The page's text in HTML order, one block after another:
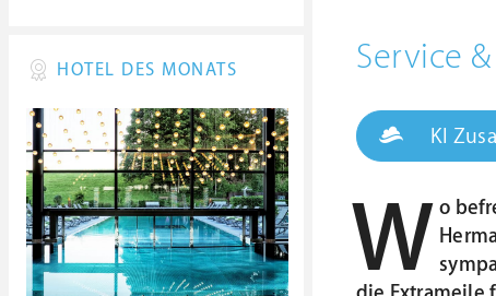
Service
KI
W o
HOTEL DES MONATS